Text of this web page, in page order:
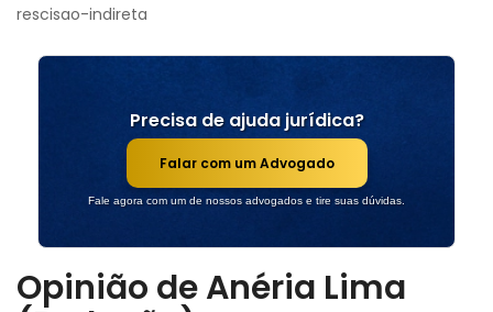
rescisao-indireta
Precisa de ajuda jurídica?
Falar com um Advogado
Fale agora com um de nossos advogados e tire suas dúvidas.
Opinião de Anéria Lima